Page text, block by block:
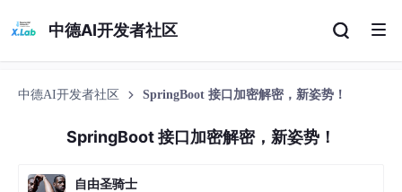
中德AI开发者社区
中德AI开发者社区 SpringBoot 接口加密解密，新姿势！
SpringBoot 接口加密解密，新姿势！
自由圣骑士